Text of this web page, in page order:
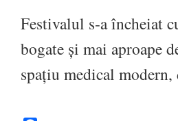
Festivalul s‑a încheiat
bogate și mai aproape
spațiu medical